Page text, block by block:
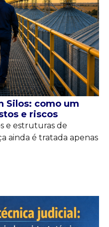
Silos: como um
e riscos
e estruturas de
ainda é tratada apenas